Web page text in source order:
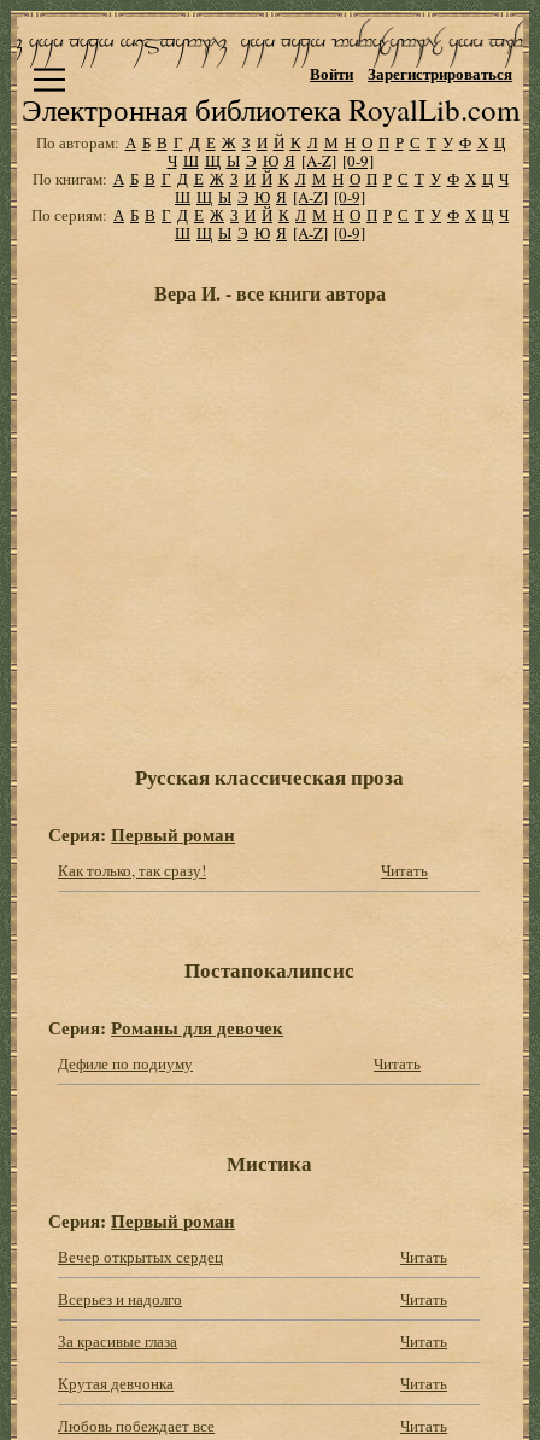
Электронная библиотека RoyalLib.com
Войти Зарегистрироваться
По авторам: А Б В Г Д Е Ж З И Й К Л М Н О П Р С Т У Ф Х Ц
Ч Ш Щ Ы Э Ю Я [A-Z] [0-9]
По книгам: А Б В Г Д Е Ж З И Й К Л М Н О П Р С Т У Ф Х Ц Ч
Ш Щ Ы Э Ю Я [A-Z] [0-9]
По сериям: А Б В Г Д Е Ж З И Й К Л М Н О П Р С Т У Ф Х Ц Ч
Ш Щ Ы Э Ю Я [A-Z] [0-9]
Вера И. - все книги автора
Русская классическая проза
Серия:Первый роман
Как только, так сразу! Читать
Постапокалипсис
Серия:Романы для девочек
Дефиле по подиуму Читать
Мистика
Серия:Первый роман
Вечер открытых сердец
Читать
Всерьез и надолго
Читать
За красивые глаза
Читать
Крутая девчонка
Читать
Любовь побеждает все
Читать